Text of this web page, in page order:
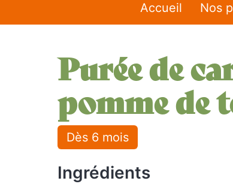
Accueil Nos
Purée de
pomme de
Dès 6 mois
Ingrédients